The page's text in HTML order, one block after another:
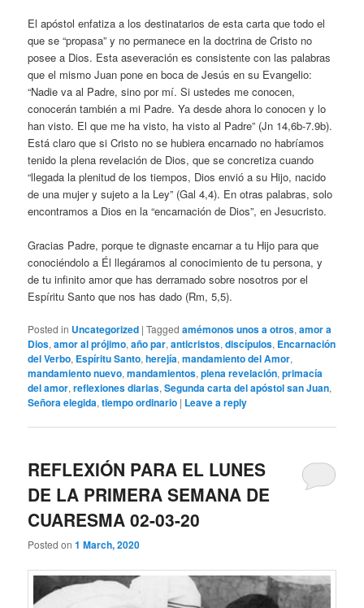
El apóstol enfatiza a los destinatarios de esta carta que todo el
que se “propasa” y no permanece en la doctrina de Cristo no
posee a Dios. Esta aseveración es consistente con las palabras
que el mismo Juan pone en boca de Jesús en su Evangelio:
“Nadie va al Padre, sino por mí. Si ustedes me conocen,
conocerán también a mi Padre. Ya desde ahora lo conocen y lo
han visto. El que me ha visto, ha visto al Padre” (Jn 14,6b-7.9b).
Está claro que si Cristo no se hubiera encarnado no habríamos
tenido la plena revelación de Dios, que se concretiza cuando
“llegada la plenitud de los tiempos, Dios envió a su Hijo, nacido
de una mujer y sujeto a la Ley” (Gal 4,4). En otras palabras, solo
encontramos a Dios en la “encarnación de Dios”, en Jesucristo.
Gracias Padre, porque te dignaste encarnar a tu Hijo para que
conociéndolo a Él llegáramos al conocimiento de tu persona, y
de tu infinito amor que has derramado sobre nosotros por el
Espíritu Santo que nos has dado (Rm, 5,5).
Posted in Uncategorized |Tagged amémonos unos a otros,amor a
Dios,amor al prójimo,año par,anticristos,discípulos, Encarnación
del Verbo, Espíritu Santo,herejía,mandamiento del Amor,
mandamiento nuevo,mandamientos,plena revelación,primacía
del amor,reflexiones diarias,Segunda carta del apóstol san Juan,
Señora elegida,tiempo ordinario | Leave a reply
REFLEXIÓN PARA EL LUNES
DE LA PRIMERA SEMANA DE
CUARESMA 02-03-20
Posted on1 March, 2020